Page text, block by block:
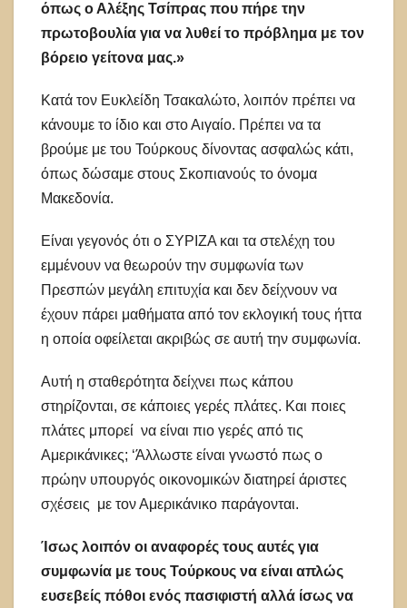
όπως ο Αλέξης Τσίπρας που πήρε την
πρωτοβουλία για να λυθεί το πρόβλημα με τον
βόρειο γείτονα μας.»
Κατά τον Ευκλείδη Τσακαλώτο, λοιπόν πρέπει να
κάνουμε το ίδιο και στο Αιγαίο. Πρέπει να τα
βρούμε με του Τούρκους δίνοντας ασφαλώς κάτι,
όπως δώσαμε στους Σκοπιανούς το όνομα
Μακεδονία.
Είναι γεγονός ότι ο ΣΥΡΙΖΑ και τα στελέχη του
εμμένουν να θεωρούν την συμφωνία των
Πρεσπών μεγάλη επιτυχία και δεν δείχνουν να
έχουν πάρει μαθήματα από τον εκλογική τους ήττα
η οποία οφείλεται ακριβώς σε αυτή την συμφωνία.
Αυτή η σταθερότητα δείχνει πως κάπου
στηρίζονται, σε κάποιες γερές πλάτες. Και ποιες
πλάτες μπορεί να είναι πιο γερές από τις
Αμερικάνικες; ‘Άλλωστε είναι γνωστό πως ο
πρώην υπουργός οικονομικών διατηρεί άριστες
σχέσεις με τον Αμερικάνικο παράγονται.
Ίσως λοιπόν οι αναφορές τους αυτές για
συμφωνία με τους Τούρκους να είναι απλώς
ευσεβείς πόθοι ενός πασιφιστή αλλά ίσως να